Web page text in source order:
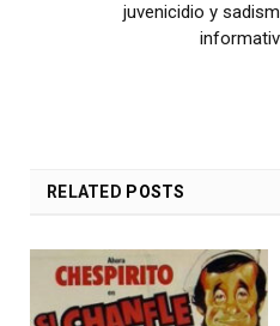
juvenicidio y
RELATED POSTS